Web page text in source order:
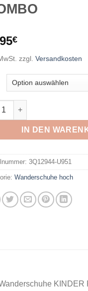
€
zzgl. Versandkosten
- KIDS RIGEL MID
IN DEN
3Q12944-U951
Wanderschuhe hoch